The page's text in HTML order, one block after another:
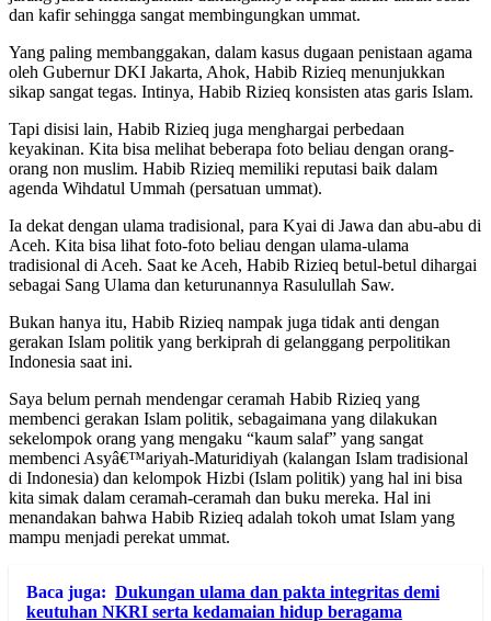
dan kafir sehingga sangat membingungkan ummat.
Yang paling membanggakan, dalam kasus dugaan penistaan agama
oleh Gubernur DKI Jakarta, Ahok, Habib Rizieq menunjukkan
sikap sangat tegas. Intinya, Habib Rizieq konsisten atas garis Islam.
Tapi disisi lain, Habib Rizieq juga menghargai perbedaan
keyakinan. Kita bisa melihat beberapa foto beliau dengan orang-
orang non muslim. Habib Rizieq memiliki reputasi baik dalam
agenda Wihdatul Ummah (persatuan ummat).
Ia dekat dengan ulama tradisional, para Kyai di Jawa dan abu-abu di
Aceh. Kita bisa lihat foto-foto beliau dengan ulama-ulama
tradisional di Aceh. Saat ke Aceh, Habib Rizieq betul-betul dihargai
sebagai Sang Ulama dan keturunannya Rasulullah Saw.
Bukan hanya itu, Habib Rizieq nampak juga tidak anti dengan
gerakan Islam politik yang berkiprah di gelanggang perpolitikan
Indonesia saat ini.
Saya belum pernah mendengar ceramah Habib Rizieq yang
membenci gerakan Islam politik, sebagaimana yang dilakukan
sekelompok orang yang mengaku “kaum salaf” yang sangat
membenci Asyâ€™ariyah-Maturidiyah (kalangan Islam tradisional
di Indonesia) dan kelompok Hizbi (Islam politik) yang hal ini bisa
kita simak dalam ceramah-ceramah dan buku mereka. Hal ini
menandakan bahwa Habib Rizieq adalah tokoh umat Islam yang
mampu menjadi perekat ummat.
Baca juga: Dukungan ulama dan pakta integritas demi
keutuhan NKRI serta kedamaian hidup beragama